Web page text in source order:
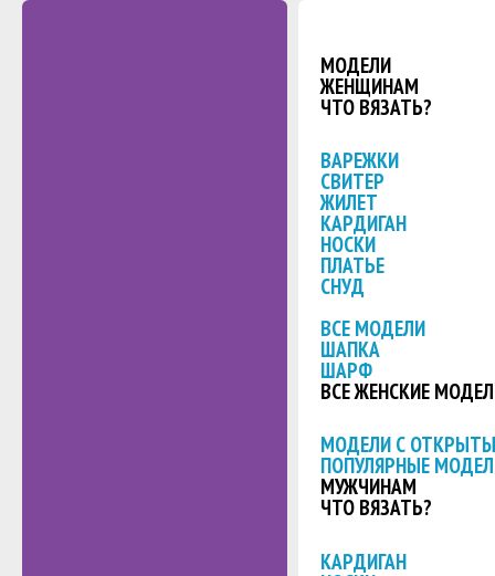
МОДЕЛИ
ЖЕНЩИНАМ
ЧТО ВЯЗАТЬ?
ВАРЕЖКИ
СВИТЕР
ЖИЛЕТ
КАРДИГАН
НОСКИ
ПЛАТЬЕ
СНУД
ВСЕ МОДЕЛИ
ШАПКА
ШАРФ
ВСЕ ЖЕНСКИЕ
МОДЕЛИ С
ПОПУЛЯРНЫЕ
МУЖЧИНАМ
ЧТО ВЯЗАТЬ?
КАРДИГАН